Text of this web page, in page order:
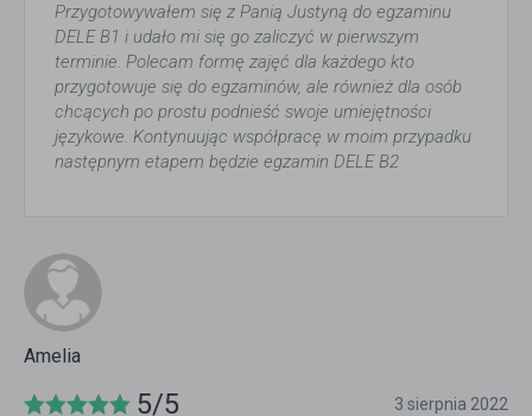
Przygotowywałem się z Panią Justyną do egzaminu
DELE B1 i udało mi się go zaliczyć w pierwszym
terminie. Polecam formę zajęć dla każdego kto
przygotowuje się do egzaminów, ale również dla osób
chcących po prostu podnieść swoje umiejętności
językowe. Kontynuując współpracę w moim przypadku
następnym etapem będzie egzamin DELE B2
Amelia
5/5 3 sierpnia 2022